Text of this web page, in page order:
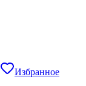
Избранное